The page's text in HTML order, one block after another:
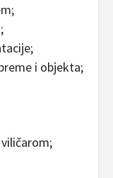
i objekta;